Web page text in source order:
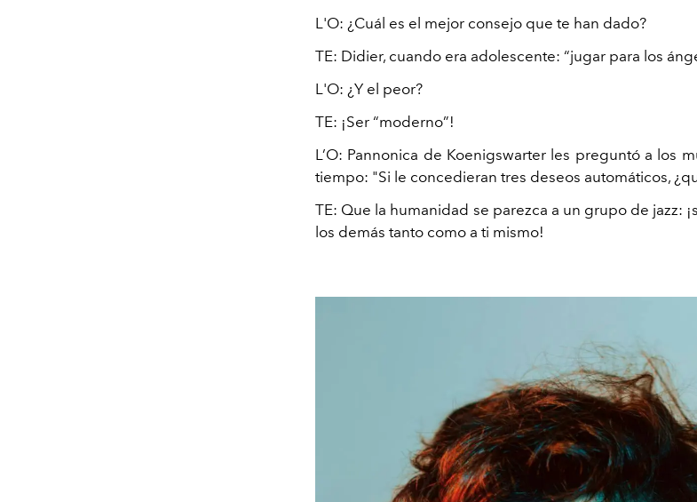
L'O: ¿Cuál es el mejor consejo que te han dado?
TE: Didier, cuando era adolescente: “jugar para los
L'O: ¿Y el peor?
TE: ¡Ser “moderno”!
L’O: Pannonica de Koenigswarter les preguntó a los
tiempo: "Si le concedieran tres deseos automáticos,
TE: Que la humanidad se parezca a un grupo de jazz:
los demás tanto como a ti mismo!